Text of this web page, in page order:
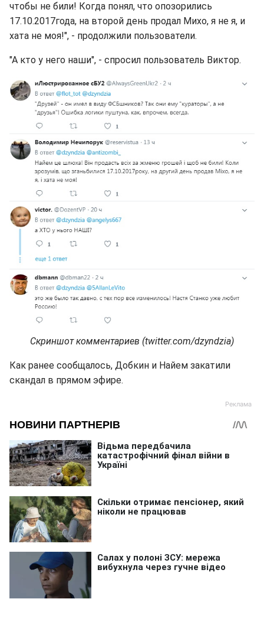
чтобы не били! Когда понял, что опозорились
17.10.2017года, на второй день продал Михо, я не я, и
хата не моя!", - продолжили пользователи.
"А кто у него наши", - спросил пользователь Виктор.
Скриншот комментариев (twitter.com/dzyndzia)
Как ранее сообщалось, Добкин и Найем закатили
скандал в прямом эфире.